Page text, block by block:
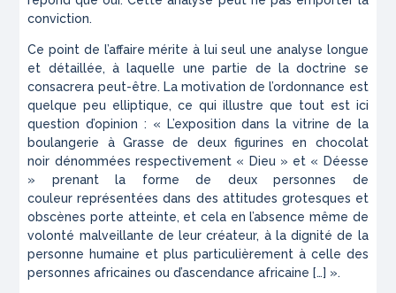
conviction.
Ce point de l’affaire mérite à lui seul une analyse longue
et détaillée, à laquelle une partie de la doctrine se
consacrera peut-être. La motivation de l’ordonnance est
quelque peu elliptique, ce qui illustre que tout est ici
question d’opinion : « L’exposition dans la vitrine de la
boulangerie à Grasse de deux figurines en chocolat
noir dénommées respectivement « Dieu » et « Déesse
» prenant la forme de deux personnes de
couleur représentées dans des attitudes grotesques et
obscènes porte atteinte, et cela en l’absence même de
volonté malveillante de leur créateur, à la dignité de la
personne humaine et plus particulièrement à celle des
personnes africaines ou d’ascendance africaine […] ».